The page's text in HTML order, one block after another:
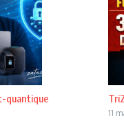
quantique
11